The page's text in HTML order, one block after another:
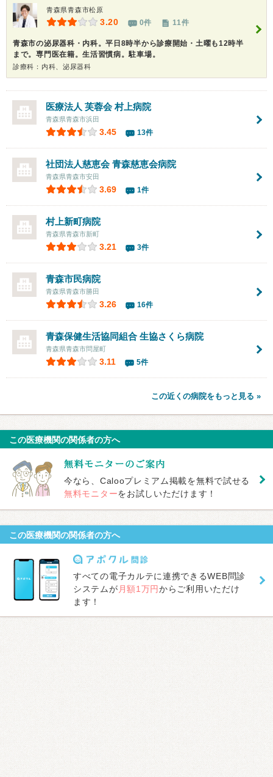
青森県青森市松原
3.20 0件 11件
青森市の泌尿器科・内科。平日8時半から診療開始・土曜も12時半
まで。専門医在籍。生活習慣病。駐車場。
診療科：内科、泌尿器科
医療法人 芙蓉会村上病院
青森県青森市浜田
3.45 13件
社団法人慈恵会 青森慈恵会病院
青森県青森市安田
3.69 1件
村上新町病院
青森県青森市新町
3.21 3件
青森市民病院
青森県青森市勝田
3.26 16件
青森保健生活協同組合 生協さくら病院
青森県青森市問屋町
3.11 5件
この近くの病院をもっと見る »
この医療機関の関係者の方へ
今なら、Calooプレミアム掲載を無料で試せる
無料モニターをお試しいただけます！
この医療機関の関係者の方へ
すべての電子カルテに連携できるWEB問診
システムが 月額1万円からご利用いただけ
ます！